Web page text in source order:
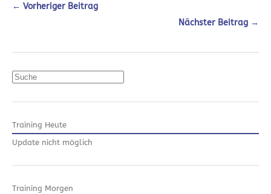
← Vorheriger Beitrag
Nächster Beitrag →
Suchen
Training Heute
Update nicht möglich
Training Morgen